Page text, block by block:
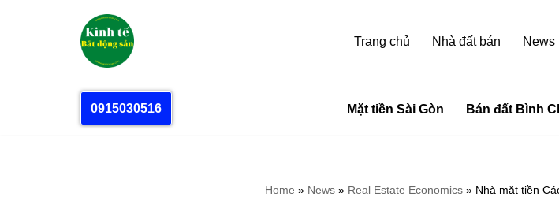
Trang chủ Nhà đất bán News
0915030516 Mặt tiền Sài Gòn Bán đất Bình
Home » News » Real Estate Economics » Nhà mặt tiền